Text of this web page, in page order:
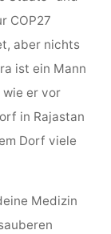
COP27
aber nichts
ist ein Mann
wie er vor
in Rajastan
Dorf viele
Medizin